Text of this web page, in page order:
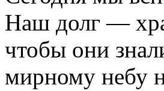
Наш долг —
чтобы они
мирному небу